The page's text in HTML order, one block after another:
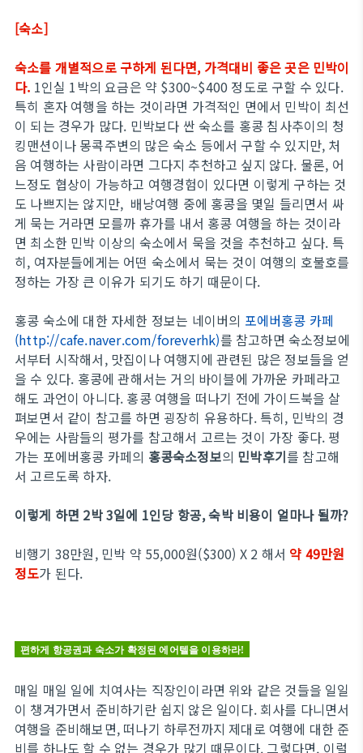
[숙소]
숙소를 개별적으로 구하게 된다면, 가격대비 좋은 곳은 민박이
다. 1인실 1박의 요금은 약 $300~$400 정도로 구할 수 있다.
특히 혼자 여행을 하는 것이라면 가격적인 면에서 민박이 최선
이 되는 경우가 많다. 민박보다 싼 숙소를 홍콩 침사추이의 청
킹맨션이나 몽콕주변의 많은 숙소 등에서 구할 수 있지만, 처
음 여행하는 사람이라면 그다지 추천하고 싶지 않다. 물론, 어
느정도 협상이 가능하고 여행경험이 있다면 이렇게 구하는 것
도 나쁘지는 않지만, 배낭여행 중에 홍콩을 몇일 들리면서 싸
게 묵는 거라면 모를까 휴가를 내서 홍콩 여행을 하는 것이라
면 최소한 민박 이상의 숙소에서 묵을 것을 추천하고 싶다. 특
히, 여자분들에게는 어떤 숙소에서 묵는 것이 여행의 호불호를
정하는 가장 큰 이유가 되기도 하기 때문이다.
홍콩 숙소에 대한 자세한 정보는 네이버의 포에버홍콩 카페
(http://cafe.naver.com/foreverhk)를 참고하면 숙소정보에
서부터 시작해서, 맛집이나 여행지에 관련된 많은 정보들을 얻
을 수 있다. 홍콩에 관해서는 거의 바이블에 가까운 카페라고
해도 과언이 아니다. 홍콩 여행을 떠나기 전에 가이드북을 살
펴보면서 같이 참고를 하면 굉장히 유용하다. 특히, 민박의 경
우에는 사람들의 평가를 참고해서 고르는 것이 가장 좋다. 평
가는 포에버홍콩 카페의 홍콩숙소정보의 민박후기를 참고해
서 고르도록 하자.
이렇게 하면 2박 3일에 1인당 항공, 숙박 비용이 얼마나 될까?
비행기 38만원, 민박 약 55,000원($300) X 2 해서 약 49만원
정도가 된다.
편하게 항공권과 숙소가 확정된 에어텔을 이용하라!
매일 매일 일에 치여사는 직장인이라면 위와 같은 것들을 일일
이 챙겨가면서 준비하기란 쉽지 않은 일이다. 회사를 다니면서
여행을 준비해보면, 떠나기 하루전까지 제대로 여행에 대한 준
비를 하나도 할 수 없는 경우가 많기 때문이다. 그렇다면, 이럴